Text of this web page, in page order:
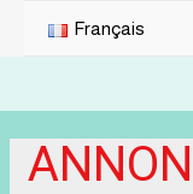
Français